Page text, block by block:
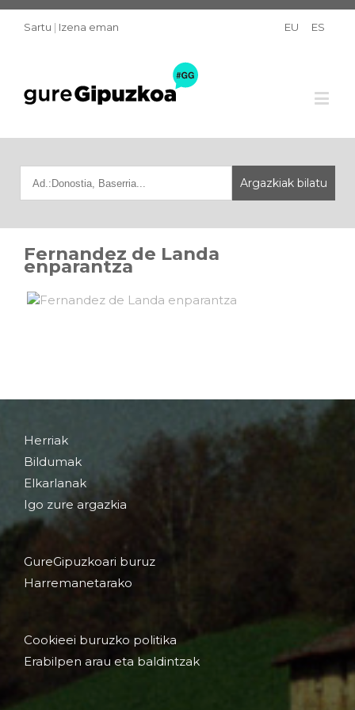
Sartu | Izena eman EU ES
Fernandez de Landa
enparantza
Herriak
Bildumak
Elkarlanak
Igo zure argazkia
GureGipuzkoari buruz
Harremanetarako
Cookieei buruzko politika
Erabilpen arau eta baldintzak